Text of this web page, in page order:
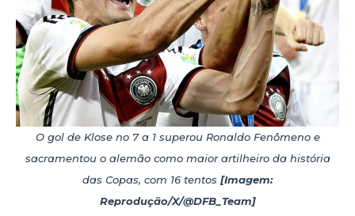
O gol de Klose no 7 a 1 superou Ronaldo Fenômeno e
sacramentou o alemão como maior artilheiro da história
das Copas, com 16 tentos [Imagem:
Reprodução/X/@DFB_Team]